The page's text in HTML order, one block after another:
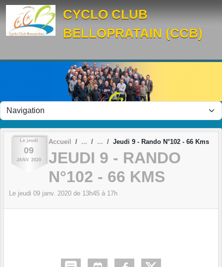
CYCLO CLUB
BELLOPRATAIN (CCB)
Le jeudi
09
JANV. 2020
Accueil Jeudi 9 - Rando N°102 - 66 Kms
JEUDI 9 - RANDO
N°102 - 66 KMS
Le jeudi 09 janv. 2020 de 13h45 à 17h
Panneau de gestion des cookies